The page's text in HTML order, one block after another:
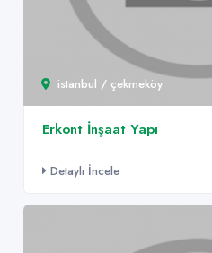
istanbul / çekmeköy
Erkont İnşaat Yapı
Detaylı İncele